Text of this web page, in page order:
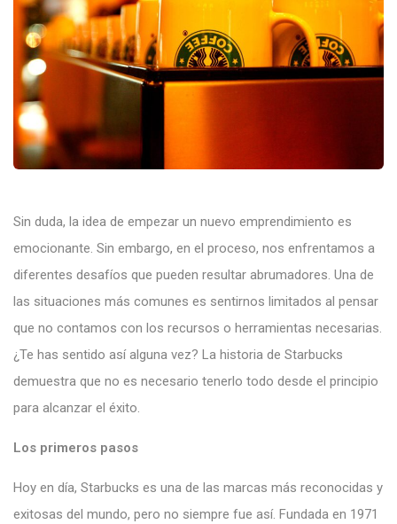
Sin duda, la idea de empezar un nuevo emprendimiento es
emocionante. Sin embargo, en el proceso, nos enfrentamos a
diferentes desafíos que pueden resultar abrumadores. Una de
las situaciones más comunes es sentirnos limitados al pensar
que no contamos con los recursos o herramientas necesarias.
¿Te has sentido así alguna vez? La historia de Starbucks
demuestra que no es necesario tenerlo todo desde el principio
para alcanzar el éxito.
Los primeros pasos
Hoy en día, Starbucks es una de las marcas más reconocidas y
exitosas del mundo, pero no siempre fue así. Fundada en 1971